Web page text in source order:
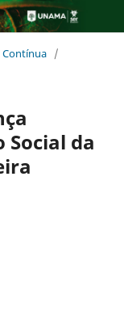
Contínua /
Social da